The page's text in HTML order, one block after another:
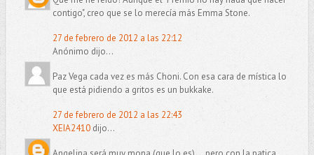
contigo", creo que se lo merecía más Emma Stone.
27 de febrero de 2012 a las 22:12
Anónimo dijo...
Paz Vega cada vez es más Choni. Con esa cara de mística lo
que está pidiendo a gritos es un bukkake.
27 de febrero de 2012 a las 22:43
XEIA2410dijo...